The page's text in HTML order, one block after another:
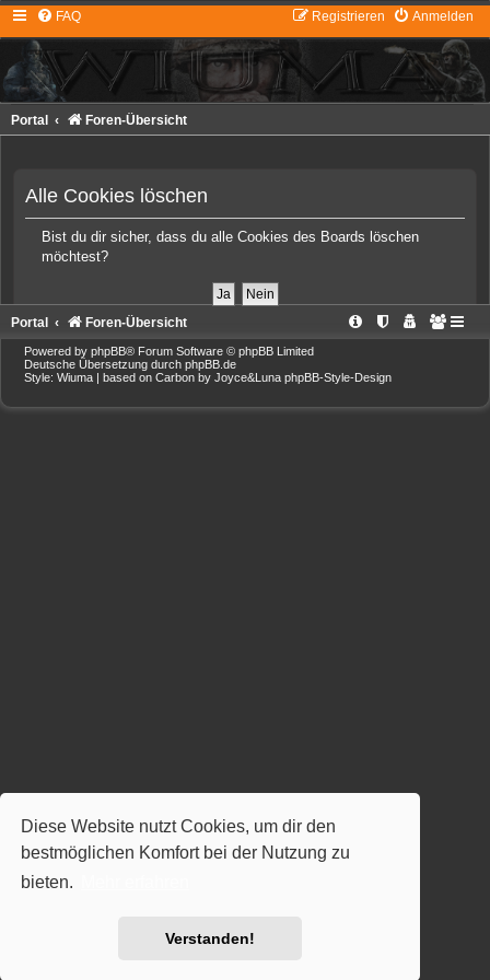
Diese Website nutzt Cookies, um dir den
bestmöglichen Komfort bei der Nutzung zu
bieten.
Verstanden!
FAQ Anmelden
Registrieren
Portal Foren-Übersicht
Alle Cookies löschen
Bist du dir sicher, dass du alle Cookies des Boards löschen
möchtest?
Portal Foren-Übersicht
Powered by phpBB® Forum Software © phpBB Limited
Deutsche Übersetzung durch phpBB.de
Style: Wiuma | based on Carbon by Joyce&Luna phpBB-Style-Design